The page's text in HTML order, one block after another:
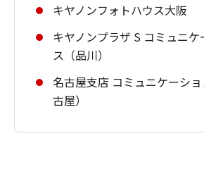
キヤノンフォトハウス大阪
キヤノンプラザ S コミュニケ
ス（品川）
名古屋支店 コミュニケーシ
古屋）